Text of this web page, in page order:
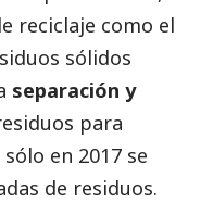
reciclaje como el
sólidos
separación y
para
en 2017 se
de residuos.